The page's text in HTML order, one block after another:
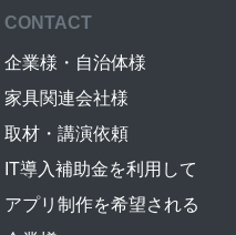
CONTACT
企業様・自治体様
家具関連会社様
取材・講演依頼
IT導入補助金を利用して
アプリ制作を希望される